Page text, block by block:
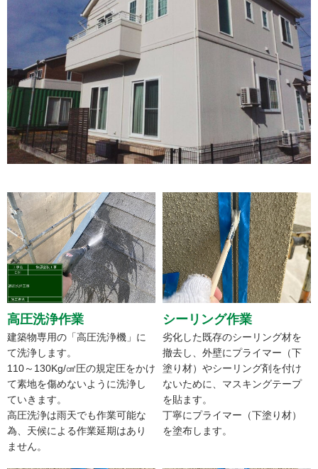
高圧洗浄作業
建築物専用の「高圧洗浄機」に
て洗浄します。
110～130Kg/㎠圧の規定圧をかけ
て素地を傷めないように洗浄し
ていきます。
高圧洗浄は雨天でも作業可能な
為、天候による作業延期はあり
ません。
シーリング作業
劣化した既存のシーリング材を
撤去し、外壁にプライマー（下
塗り材）やシーリング剤を付け
ないために、マスキングテープ
を貼ます。
丁寧にプライマー（下塗り材）
を塗布します。